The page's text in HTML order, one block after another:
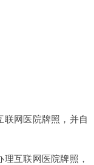
联网医院牌照，并自
互联网医院牌照，